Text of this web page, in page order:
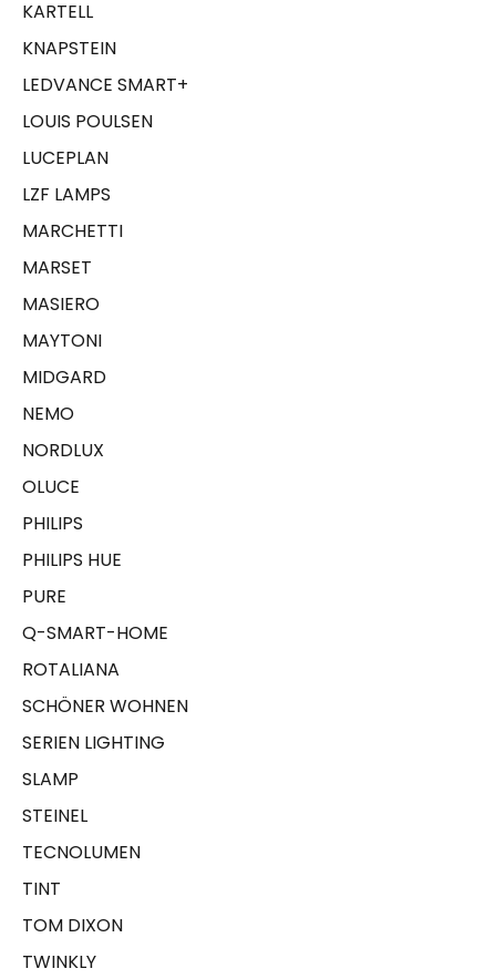
KARTELL
KNAPSTEIN
LEDVANCE SMART+
LOUIS POULSEN
LUCEPLAN
LZF LAMPS
MARCHETTI
MARSET
MASIERO
MAYTONI
MIDGARD
NEMO
NORDLUX
OLUCE
PHILIPS
PHILIPS HUE
PURE
Q-SMART-HOME
ROTALIANA
SCHÖNER WOHNEN
SERIEN LIGHTING
SLAMP
STEINEL
TECNOLUMEN
TINT
TOM DIXON
TWINKLY